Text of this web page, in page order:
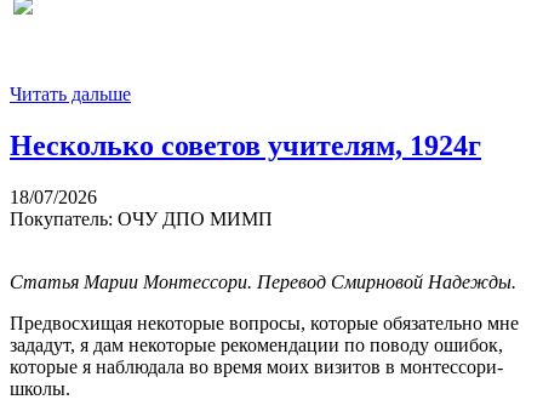
Читать дальше
Несколько советов учителям, 1924г
18/07/2026
Покупатель: ОЧУ ДПО МИМП
Статья Марии Монтессори. Перевод Смирновой Надежды.
Предвосхищая некоторые вопросы, которые обязательно мне
зададут, я дам некоторые рекомендации по поводу ошибок,
которые я наблюдала во время моих визитов в монтессори-
школы.